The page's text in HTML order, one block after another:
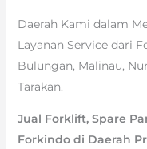
Daerah Kami dalam
Layanan Service dari
Bulungan, Malinau,
Tarakan.
Jual Forklift, Spare
Forkindo di Daerah